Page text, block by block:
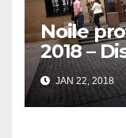
Noile
2018 –
JAN 22, 2018